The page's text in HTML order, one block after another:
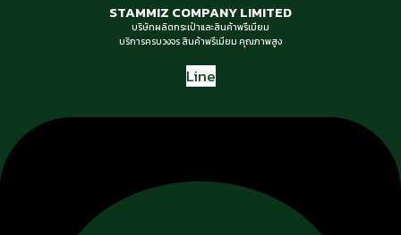
STAMMIZ COMPANY LIMITED
บริษัทผลิตกระเป๋าและสินค้าพรีเมียม
บริการครบวงจร สินค้าพรีเมียม คุณภาพสูง
Line